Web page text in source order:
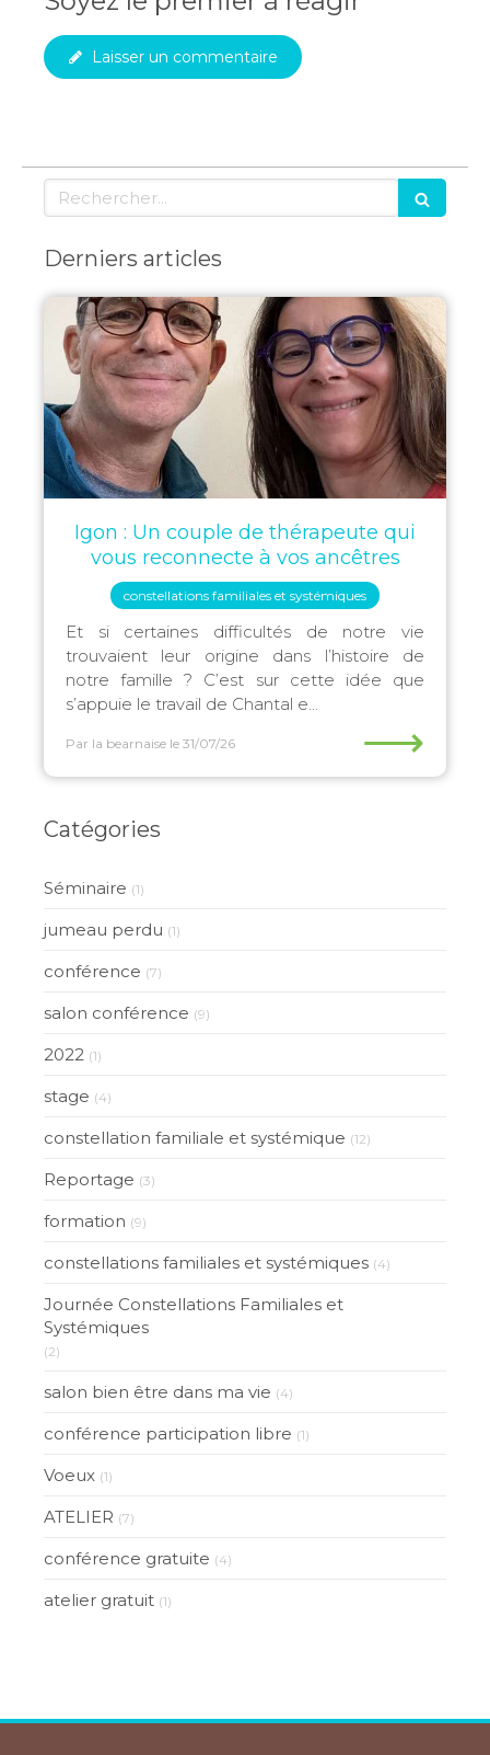
Laisser un commentaire
Rechercher
Derniers articles
Igon : Un couple de thérapeute qui
vous reconnecte à vos ancêtres
constellations familiales et systémiques
Et si certaines difficultés de notre vie
trouvaient leur origine dans l’histoire de
notre famille ? C’est sur cette idée que
s’appuie le travail de Chantal e...
Par la bearnaise le 31/07/26 ⟶
Catégories
Séminaire (1)
jumeau perdu (1)
conférence (7)
salon conférence (9)
2022 (1)
stage (4)
constellation familiale et systémique (12)
Reportage (3)
formation (9)
constellations familiales et systémiques (4)
Journée Constellations Familiales et
Systémiques
(2)
salon bien être dans ma vie (4)
conférence participation libre (1)
Voeux (1)
ATELIER (7)
conférence gratuite (4)
atelier gratuit (1)